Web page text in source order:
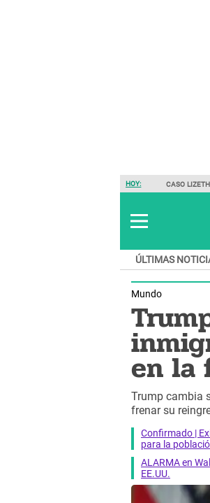
HOY: CASO
ÚLTIMAS
Mundo
en la
Trump cambia
frenar su
Confirmado |
para la
ALARMA en
EE.UU.